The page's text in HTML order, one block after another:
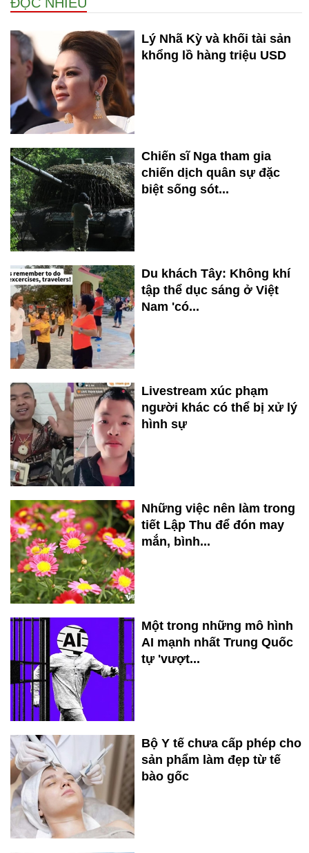
Lý Nhã Kỳ và khối tài sản
khổng lồ hàng triệu USD
Chiến sĩ Nga tham gia
chiến dịch quân sự đặc
biệt sống sót...
Du khách Tây: Không khí
tập thể dục sáng ở Việt
Nam 'có...
Livestream xúc phạm
người khác có thể bị xử lý
hình sự
Những việc nên làm trong
tiết Lập Thu để đón may
mắn, bình...
Một trong những mô hình
AI mạnh nhất Trung Quốc
tự 'vượt...
Bộ Y tế chưa cấp phép cho
sản phẩm làm đẹp từ tế
bào gốc